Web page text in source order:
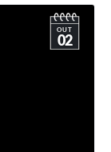
OUT
02